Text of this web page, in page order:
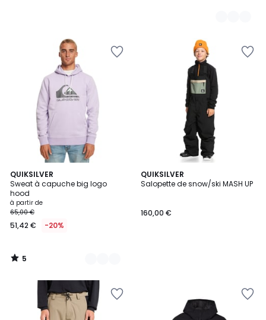
QUIKSILVER
Sweat à capuche big logo
hood
à partir de
65,00 €
51,42 € -20%
5
/
5
6
Couleurs
5
/
QUIKSILVER
Salopette de snow/ski MASH UP
160,00 €